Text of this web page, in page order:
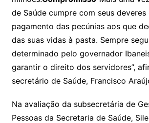
de Saúde cumpre com seus
pagamento das pecúnias aos que
das suas vidas à pasta. Sempre
determinado pelo governador
garantir o direito dos servidores”,
secretário de Saúde, Francisco
Na avaliação da subsecretária de
Pessoas da Secretaria de Saúde,